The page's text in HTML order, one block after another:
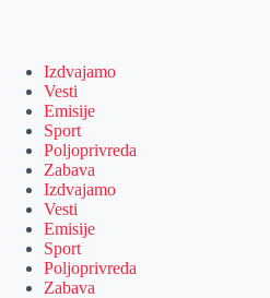
Izdvajamo
Vesti
Emisije
Sport
Poljoprivreda
Zabava
Izdvajamo
Vesti
Emisije
Sport
Poljoprivreda
Zabava